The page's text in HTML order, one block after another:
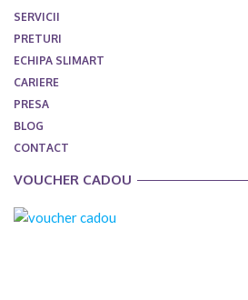
SERVICII
PRETURI
ECHIPA SLIMART
CARIERE
PRESA
BLOG
CONTACT
VOUCHER CADOU